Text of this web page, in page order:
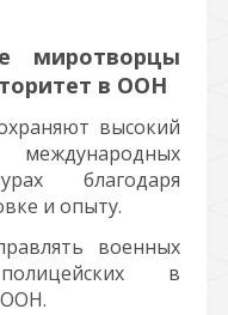
миротворцы
в ООН
высокий
благодаря
и опыту.
военных
в
ООН.